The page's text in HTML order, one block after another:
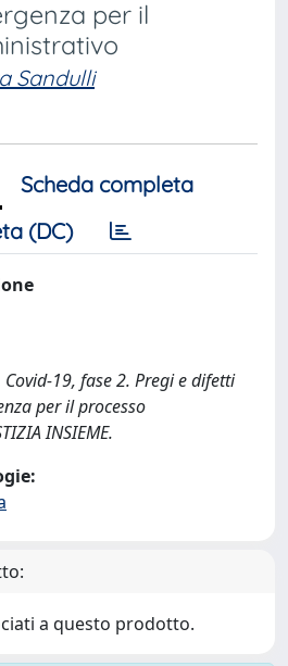
per il
Sandulli
Scheda completa
(DC)
19, fase 2. Pregi e difetti
per il processo
INSIEME.
a questo prodotto.